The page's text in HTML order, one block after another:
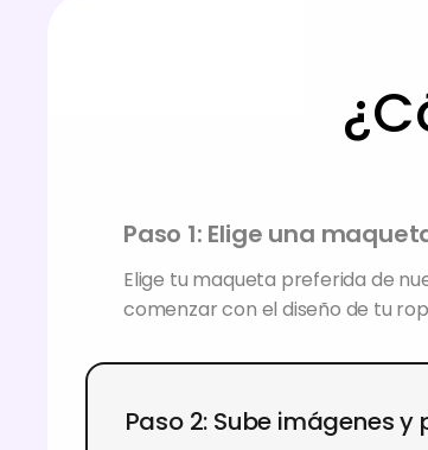
Paso 1: Elige una
Elige tu maqueta preferida de
comenzar con el diseño de tu
Paso 2: Sube imágenes y